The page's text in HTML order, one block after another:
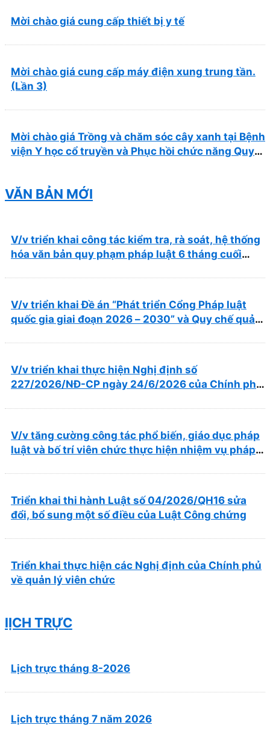
Mời chào giá cung cấp thiết bị y tế
Mời chào giá cung cấp máy điện xung trung tần.
(Lần 3)
Mời chào giá Trồng và chăm sóc cây xanh tại Bệnh
viện Y học cổ truyền và Phục hồi chức năng Quy
VĂN BẢN MỚI
V/v triển khai công tác kiểm tra, rà soát, hệ thống
hóa văn bản quy phạm pháp luật 6 tháng cuối
V/v triển khai Đề án “Phát triển Cổng Pháp luật
quốc gia giai đoạn 2026 – 2030” và Quy chế quản
V/v triển khai thực hiện Nghị định số
227/2026/NĐ-CP ngày 24/6/2026 của Chính phủ
trong lĩnh vực y tế
V/v tăng cường công tác phổ biến, giáo dục pháp
luật và bố trí viên chức thực hiện nhiệm vụ pháp
Triển khai thi hành Luật số 04/2026/QH16 sửa
đổi, bổ sung một số điều của Luật Công chứng
Triển khai thực hiện các Nghị định của Chính phủ
về quản lý viên chức
lỊCH TRỰC
Lịch trực tháng 8-2026
Lịch trực tháng 7 năm 2026